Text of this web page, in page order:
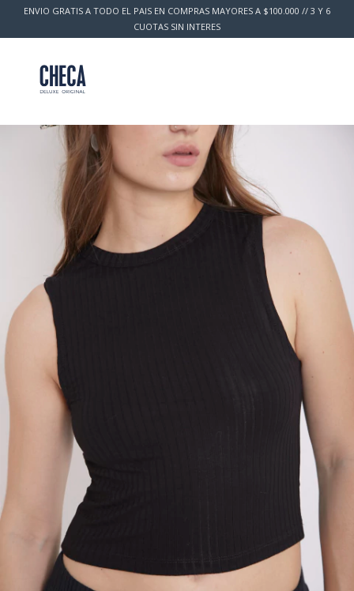
ENVIO GRATIS A TODO EL PAIS EN COMPRAS MAYORES A $100.000 // 3 Y 6
CUOTAS SIN INTERES